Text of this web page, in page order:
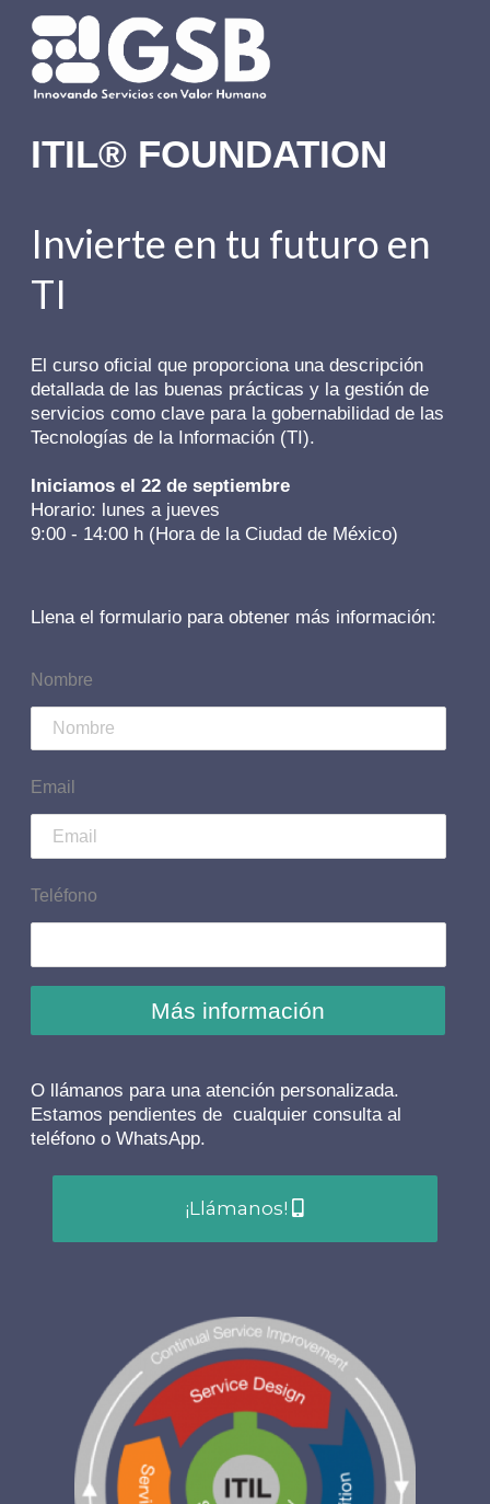
ITIL® FOUNDATION
Invierte en tu futuro en
TI
El curso oficial que proporciona una descripción
detallada de las buenas prácticas y la gestión de
servicios como clave para la gobernabilidad de las
Tecnologías de la Información (TI).
Iniciamos el 22 de septiembre
Horario: lunes a jueves
9:00 - 14:00 h (Hora de la Ciudad de México)
Llena el formulario para obtener más información:
Nombre
Email
Teléfono
Más información
O llámanos para una atención personalizada.
Estamos pendientes de cualquier consulta al
teléfono o WhatsApp.
¡Llámanos!